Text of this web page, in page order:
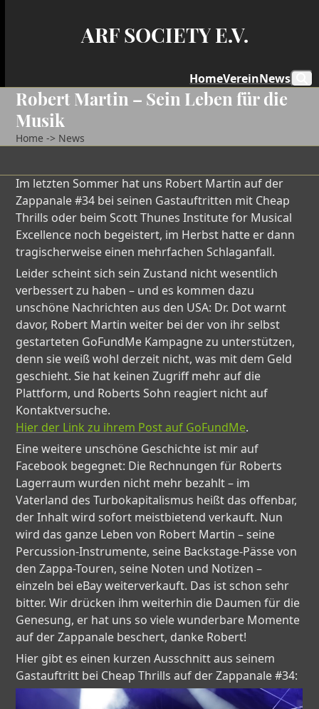
ARF SOCIETY E.V.
HomeVereinNews
Robert Martin – Sein Leben für die
Musik
Home -> News
Im letzten Sommer hat uns Robert Martin auf der
Zappanale #34 bei seinen Gastauftritten mit Cheap
Thrills oder beim Scott Thunes Institute for Musical
Excellence noch begeistert, im Herbst hatte er dann
tragischerweise einen mehrfachen Schlaganfall.
Leider scheint sich sein Zustand nicht wesentlich
verbessert zu haben – und es kommen dazu
unschöne Nachrichten aus den USA: Dr. Dot warnt
davor, Robert Martin weiter bei der von ihr selbst
gestarteten GoFundMe Kampagne zu unterstützen,
denn sie weiß wohl derzeit nicht, was mit dem Geld
geschieht. Sie hat keinen Zugriff mehr auf die
Plattform, und Roberts Sohn reagiert nicht auf
Kontaktversuche.
Hier der Link zu ihrem Post auf GoFundMe.
Eine weitere unschöne Geschichte ist mir auf
Facebook begegnet: Die Rechnungen für Roberts
Lagerraum wurden nicht mehr bezahlt – im
Vaterland des Turbokapitalismus heißt das offenbar,
der Inhalt wird sofort meistbietend verkauft. Nun
wird das ganze Leben von Robert Martin – seine
Percussion-Instrumente, seine Backstage-Pässe von
den Zappa-Touren, seine Noten und Notizen –
einzeln bei eBay weiterverkauft. Das ist schon sehr
bitter. Wir drücken ihm weiterhin die Daumen für die
Genesung, er hat uns so viele wunderbare Momente
auf der Zappanale beschert, danke Robert!
Hier gibt es einen kurzen Ausschnitt aus seinem
Gastauftritt bei Cheap Thrills auf der Zappanale #34: